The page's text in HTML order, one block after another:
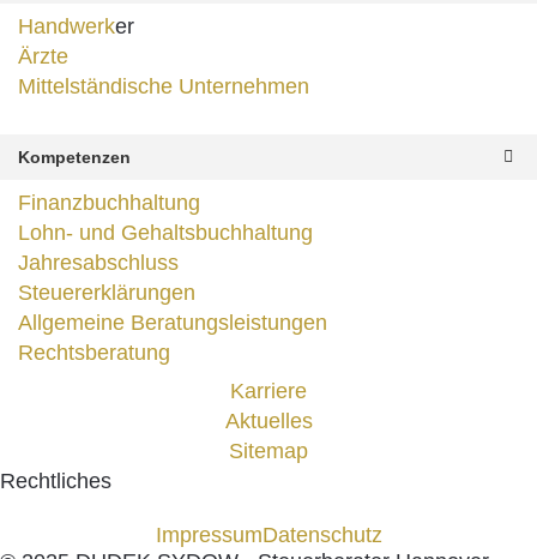
Handwerker
Ärzte
Mittelständische Unternehmen
Kompetenzen
Finanzbuchhaltung
Lohn- und Gehaltsbuchhaltung
Jahresabschluss
Steuererklärungen
Allgemeine Beratungsleistungen
Rechtsberatung
Karriere
Aktuelles
Sitemap
Rechtliches
ImpressumDatenschutz